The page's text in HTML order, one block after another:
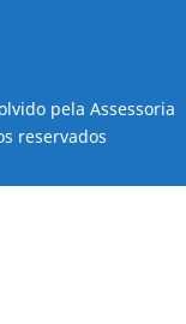
pela Assessoria
reservados